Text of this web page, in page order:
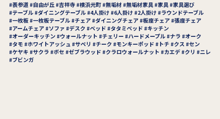
表参道 自由が丘 吉祥寺 横浜元町 無垢材 無垢材家具 家具
家具選び
テーブル ダイニングテーブル 4人掛け 6人掛け 2人掛け
ラウンドテーブル
一枚板 一枚板テーブル チェア ダイニングチェア 板座チェア 張座チェア
アームチェア
ソファ デスク ベッド タタミベッド
キッチン
オーダーキッチン
ウォールナット チェリー ハードメープル ナラ
オーク
タモ
ホワイトアッシュ サペリ チーク モンキーポッド トチ クス
セン
ケヤキ
サクラ ボセ ゼブラウッド クラロウォールナット カエデ クリ
ニレ
ブビンガ